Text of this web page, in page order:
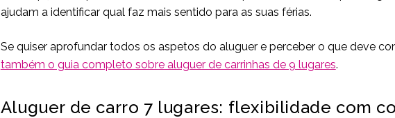
ajudam a identificar qual faz mais sentido para as suas férias.
Se quiser aprofundar todos os aspetos do aluguer e perceber o que deve
também o guia completo sobre aluguer de carrinhas de 9 lugares.
Aluguer de carro 7 lugares: flexibilidade com